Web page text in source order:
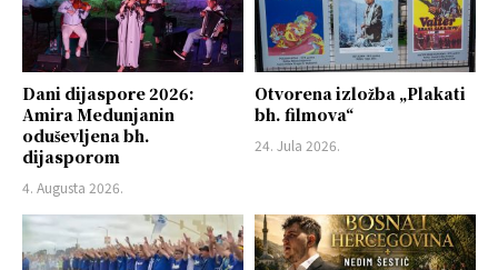
Dani dijaspore 2026:
Amira Medunjanin
oduševljena bh.
dijasporom
4. Augusta 2026.
Otvorena izložba „Plakati
bh. filmova“
24. Jula 2026.